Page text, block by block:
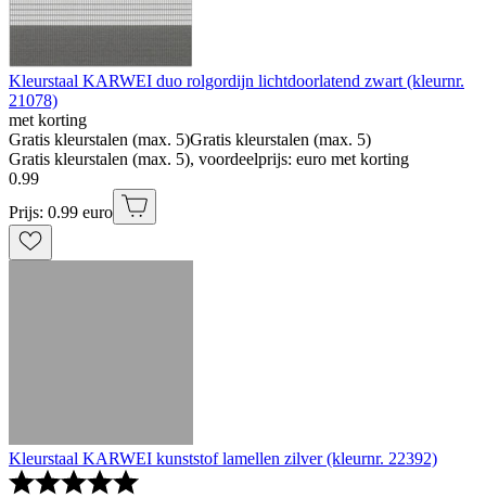
Kleurstaal KARWEI duo rolgordijn lichtdoorlatend zwart (kleurnr.
21078)
met korting
Gratis kleurstalen (max. 5)Gratis kleurstalen (max. 5)
Gratis kleurstalen (max. 5), voordeelprijs: euro met korting
0.99
Prijs: 0.99 euro
Kleurstaal KARWEI kunststof lamellen zilver (kleurnr. 22392)